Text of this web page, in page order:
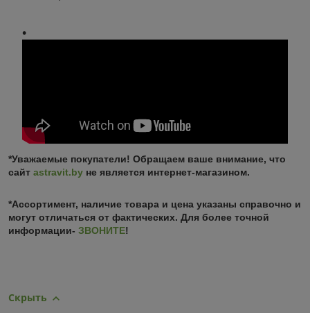
*Уважаемые покупатели! Обращаем ваше внимание, что
сайт astravit.by не является интернет-магазином.
*Ассортимент, наличие товара и цена указаны справочно и
могут отличаться от фактических. Для более точной
информации- ЗВОНИТЕ!
Скрыть